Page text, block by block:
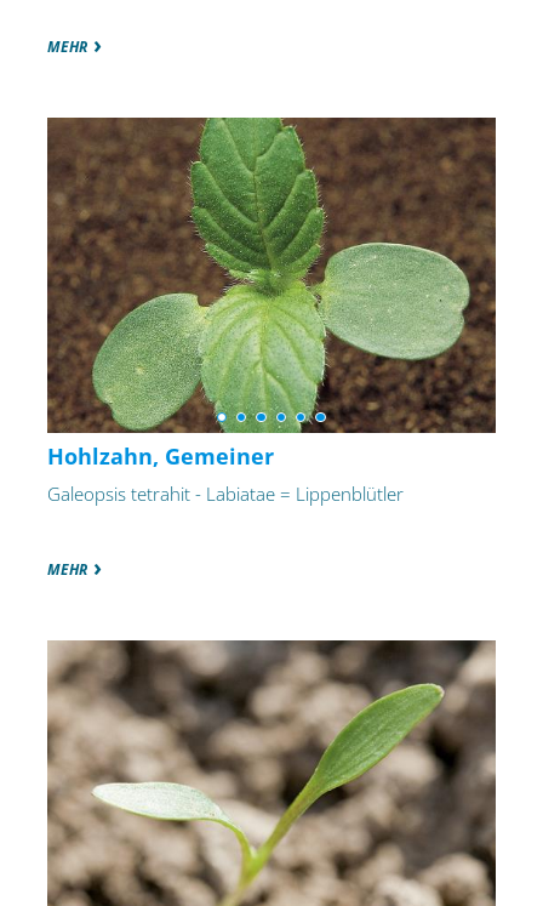
MEHR
Hohlzahn, Gemeiner
Galeopsis tetrahit - Labiatae = Lippenblütler
MEHR